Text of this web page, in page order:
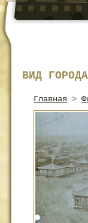
ВИД
Главная >